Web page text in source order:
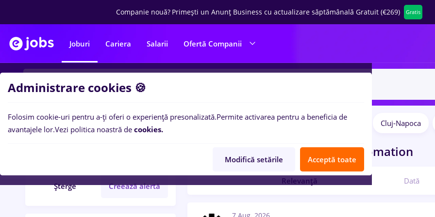
Companie nouă? Primești un Anunț Business cu actualizare săptămânală Gratuit (€269) Gratis
Joburi Cariera Salarii Ofertă Companii
Filtre
Șterge Creează alertă
Remote (de acasă) Cluj-Napoca
cu salarii automation
Relevanță Dată
Administrare cookies 🍪
Folosim cookie-uri pentru a-ți oferi o experiență presonalizată.Permite activarea pentru a beneficia de
avantajele lor.Vezi politica noastră de cookies.
Modifică setările Acceptă toate